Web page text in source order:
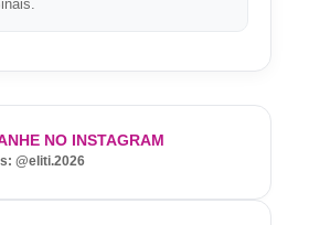
NO INSTAGRAM
@eliti.2026